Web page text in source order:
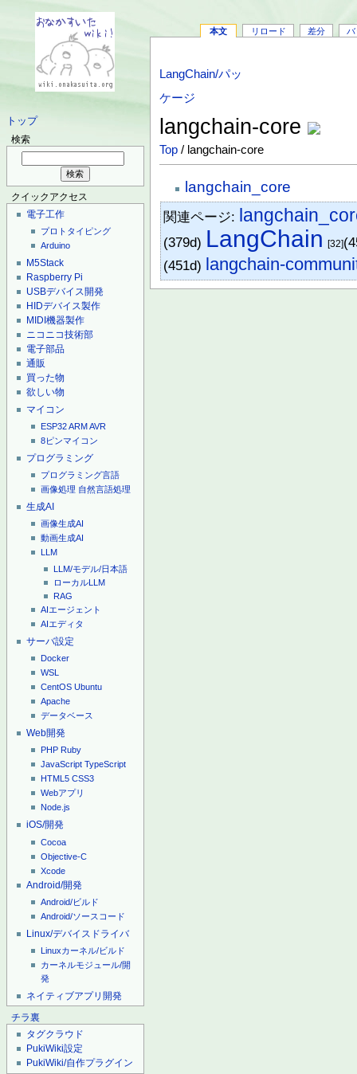
トップ
検索
クイックアクセス
電子工作
プロトタイピング
Arduino
M5Stack
Raspberry Pi
USBデバイス開発
HIDデバイス製作
MIDI機器製作
ニコニコ技術部
電子部品
通販
買った物
欲しい物
マイコン
ESP32ARMAVR
8ピンマイコン
プログラミング
プログラミング言語
画像処理 自然言語処理
生成AI
画像生成AI
動画生成AI
LLM
LLM/モデル/日本語
ローカルLLM
RAG
AIエージェント
AIエディタ
サーバ設定
Docker
WSL
CentOS Ubuntu
Apache
データベース
Web開発
PHP Ruby
JavaScript TypeScript
HTML5 CSS3
Webアプリ
Node.js
iOS/開発
Cocoa
Objective-C
Xcode
Android/開発
Android/ビルド
Android/ソースコード
Linux/デバイスドライバ
Linuxカーネル/ビルド
カーネルモジュール/開
発
ネイティブアプリ開発
チラ裏
タグクラウド
PukiWiki設定
PukiWiki/自作プラグイン
本文 リロード 差分 バ
LangChain/パッ
ケージ
langchain-core
Top / langchain-core
langchain_core
関連ページ:
(379d) LangChain [32]
(451d) langchain-